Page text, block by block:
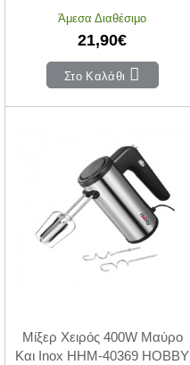
Άμεσα Διαθέσιμο
21,90€
Στο Καλάθι
Μίξερ Χειρός 400W Μαύρο
Και Inox HHM-40369 HOBBY